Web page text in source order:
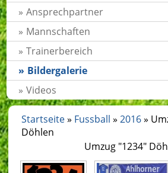
Ansprechpartner
Mannschaften
Trainerbereich
Bildergalerie
Videos
Startseite» Fussball » 2016»
Döhlen
Umzug "1234"